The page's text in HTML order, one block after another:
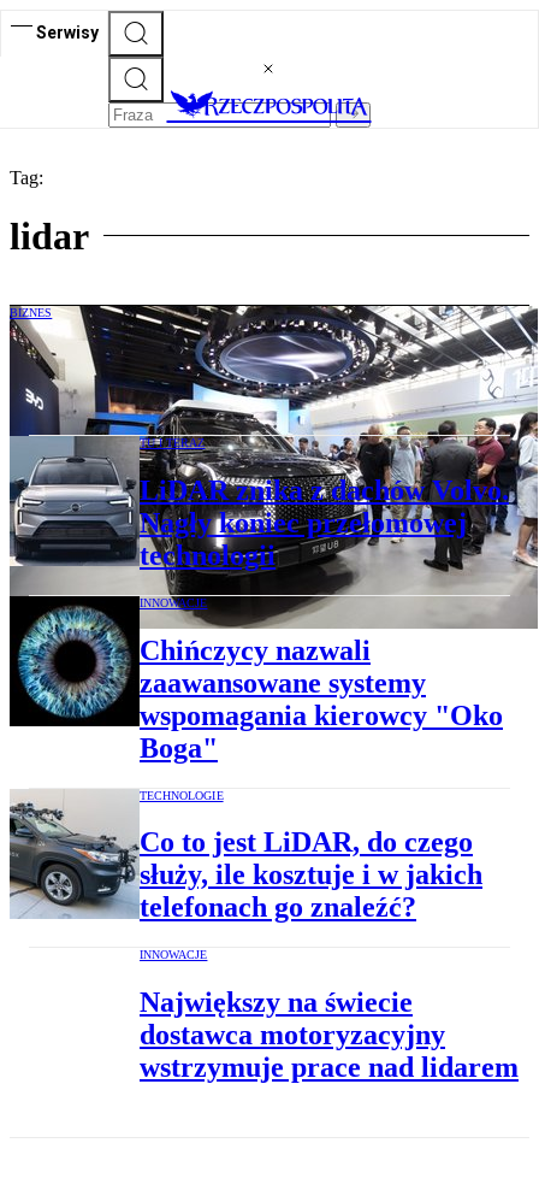
Serwisy
Tag:
lidar
BIZNES
Chińskie auta „widzą i słyszą” wszystko.
A Europa jest ślepa
TU I TERAZ
LiDAR znika z dachów Volvo.
Nagły koniec przełomowej
technologii
INNOWACJE
Chińczycy nazwali
zaawansowane systemy
wspomagania kierowcy "Oko
Boga"
TECHNOLOGIE
Co to jest LiDAR, do czego
służy, ile kosztuje i w jakich
telefonach go znaleźć?
INNOWACJE
Największy na świecie
dostawca motoryzacyjny
wstrzymuje prace nad lidarem